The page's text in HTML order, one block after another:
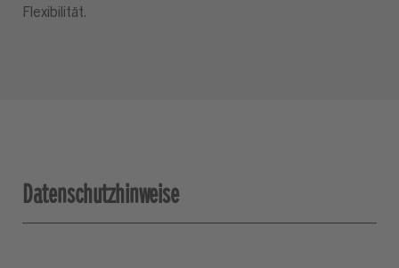
Flexibilität.
Datenschutzhinweise